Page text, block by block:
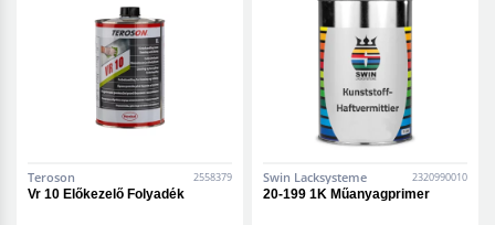
Teroson 2558379
Vr 10 Előkezelő Folyadék
Swin Lacksysteme 2320990010
20-199 1K Műanyagprimer